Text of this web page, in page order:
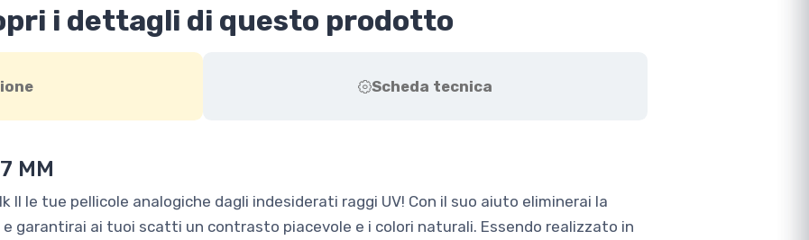
i dettagli di questo prodotto
Scheda tecnica
MM
II le tue pellicole analogiche dagli indesiderati raggi UV! Con il suo aiuto eliminerai la
garantirai ai tuoi scatti un contrasto piacevole e i colori naturali. Essendo realizzato in